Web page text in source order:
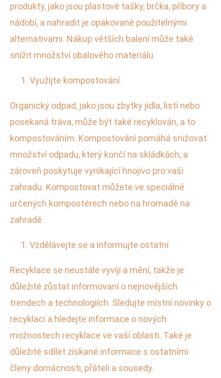
produkty, jako jsou plastové tašky, brčka, příbory a
nádobí, a nahradit je opakovaně použitelnými
alternativami. Nákup větších balení může také
snížit množství obalového materiálu.
Využijte kompostování
Organický odpad, jako jsou zbytky jídla, listí nebo
posekaná tráva, může být také recyklován, a to
kompostováním. Kompostování pomáhá snižovat
množství odpadu, který končí na skládkách, a
zároveň poskytuje vynikající hnojivo pro vaši
zahradu. Kompostovat můžete ve speciálně
určených kompostérech nebo na hromadě na
zahradě.
Vzdělávejte se a informujte ostatní
Recyklace se neustále vyvíjí a mění, takže je
důležité zůstat informovaní o nejnovějších
trendech a technologiích. Sledujte místní novinky o
recyklaci a hledejte informace o nových
možnostech recyklace ve vaší oblasti. Také je
důležité sdílet získané informace s ostatními
členy domácnosti, přáteli a sousedy.